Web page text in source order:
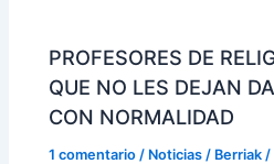
PROFESORES DE
QUE NO LES DEJAN
CON NORMALIDAD
1 comentario / Noticias / Berriak /